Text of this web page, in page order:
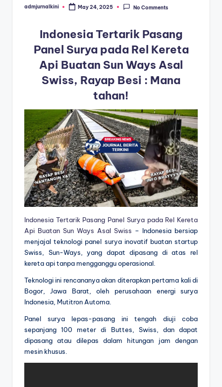
Posted
admjurnalkini May 24, 2025 No Comments
Indonesia Tertarik Pasang
Panel Surya pada Rel Kereta
Api Buatan Sun Ways Asal
Swiss, Rayap Besi : Mana
tahan!
Indonesia Tertarik Pasang Panel Surya pada Rel Kereta
Api Buatan Sun Ways Asal Swiss – Indonesia bersiap
menjajal teknologi panel surya inovatif buatan startup
Swiss, Sun-Ways, yang dapat dipasang di atas rel
kereta api tanpa mengganggu operasional.
Teknologi ini rencananya akan diterapkan pertama kali di
Bogor, Jawa Barat, oleh perusahaan energi surya
Indonesia, Mutitron Automa.
Panel surya lepas-pasang ini tengah diuji coba
sepanjang 100 meter di Buttes, Swiss, dan dapat
dipasang atau dilepas dalam hitungan jam dengan
mesin khusus.